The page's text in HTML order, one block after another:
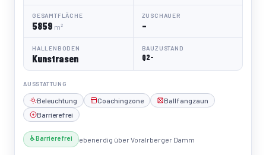
GESAMTFLÄCHE
5859 m²
ZUSCHAUER
–
HALLENBODEN
Kunstrasen
BAUZUSTAND
Q2-
AUSSTATTUNG
Beleuchtung Coachingzone
Ballfangzaun
Barrierefrei
♿ Barrierefrei ebenerdig über Voralrberger Damm